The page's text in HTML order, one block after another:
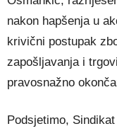
nakon hapšenja u
krivični postupak
zapošljavanja i
pravosnažno
Podsjetimo,